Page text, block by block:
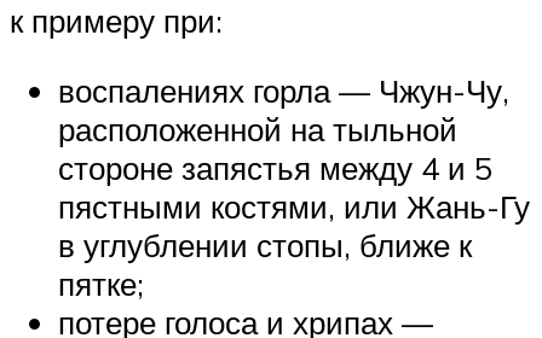
к примеру при:
воспалениях горла — Чжун-Чу,
расположенной на тыльной
стороне запястья между 4 и 5
пястными костями, или Жань-Гу
в углублении стопы, ближе к
пятке;
потере голоса и хрипах —